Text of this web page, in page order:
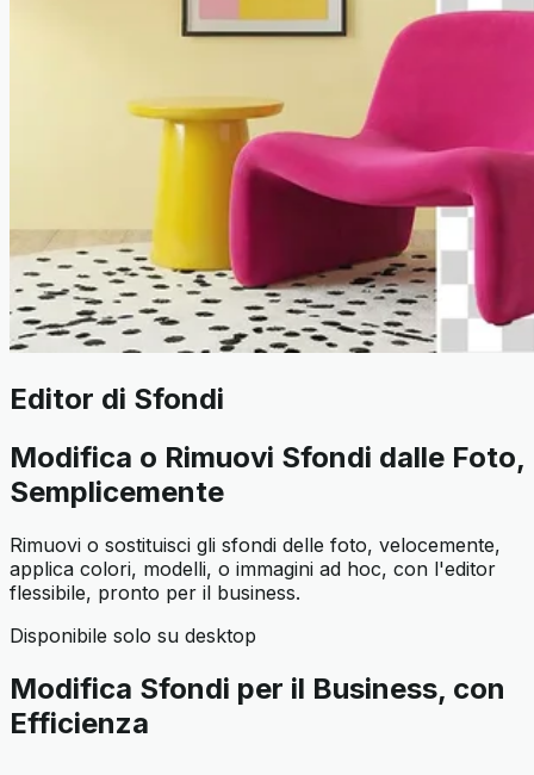
Editor di Sfondi
Modifica o Rimuovi Sfondi dalle Foto,
Semplicemente
Rimuovi o sostituisci gli sfondi delle foto, velocemente,
applica colori, modelli, o immagini ad hoc, con l'editor
flessibile, pronto per il business.
Disponibile solo su desktop
Modifica Sfondi per il Business, con
Efficienza